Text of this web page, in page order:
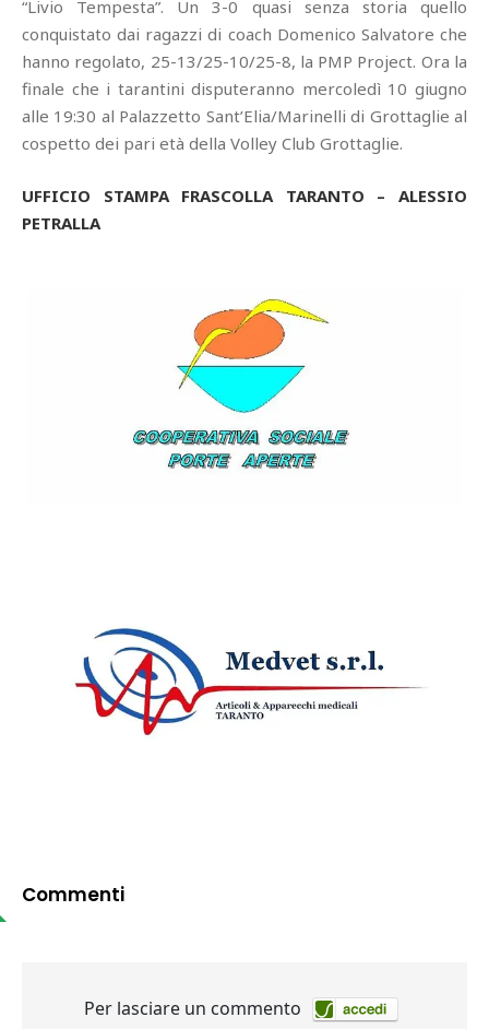
“Livio Tempesta”. Un 3-0 quasi senza storia quello
conquistato dai ragazzi di coach Domenico Salvatore che
hanno regolato, 25-13/25-10/25-8, la PMP Project. Ora la
finale che i tarantini disputeranno mercoledì 10 giugno
alle 19:30 al Palazzetto Sant’Elia/Marinelli di Grottaglie al
cospetto dei pari età della Volley Club Grottaglie.
UFFICIO STAMPA FRASCOLLA TARANTO – ALESSIO
PETRALLA
Commenti